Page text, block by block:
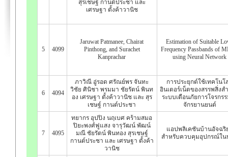
สุรเชษฐ์ กานต์ประชา และ
เศรษฐา ตั้งค้าวานิช
5 4099
Jaruwat Patmanee, Chairat
Pinthong, and Surachet
Kanprachar
Estimation of Suitable
Frequency Passbands of
using Neural Network
6 4094
ภาวิณี อู่รอด ศรัณย์พร จันทะ
วิชัย ศินิชา พรมมา ชัยรัตน์ พินท
อง เศรษฐา ตั้งค้าวานิช และ สุร
เชษฐ์ กานต์ประชา
การประยุกต์ใช้เทคโนโ
อินเตอร์เน็ตของสรรพสิ่งส
ระบบเตือนภัยการโจรกร
จักรยานยนต์
7 4095
ทยากร อุปปิง นฤเบศ คร้ามสมอ
ปิยะพงศ์ฟูแสง จารุวัฒน์ พัฒน์
มณี ชัยรัตน์ พินทอง สุรเชษฐ์
กานต์ประชา และ เศรษฐา ตั้งค้า
วานิช
แอปพลิเคชันบ้านอัจฉริ
สำหรับควบคุมอุปกรณ์ใน